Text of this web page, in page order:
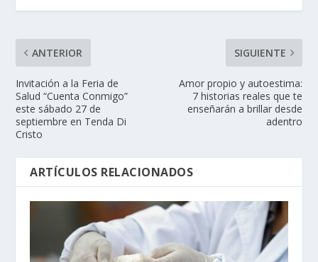
ANTERIOR
Invitación a la Feria de
Salud “Cuenta Conmigo”
este sábado 27 de
septiembre en Tenda Di
Cristo
SIGUIENTE
Amor propio y autoestima:
7 historias reales que te
enseñarán a brillar desde
adentro
ARTÍCULOS RELACIONADOS